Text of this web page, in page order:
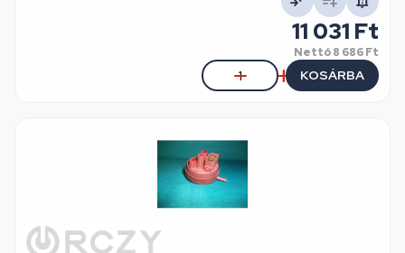
11 031 Ft
Nettó8 686 Ft
KOSÁRBA